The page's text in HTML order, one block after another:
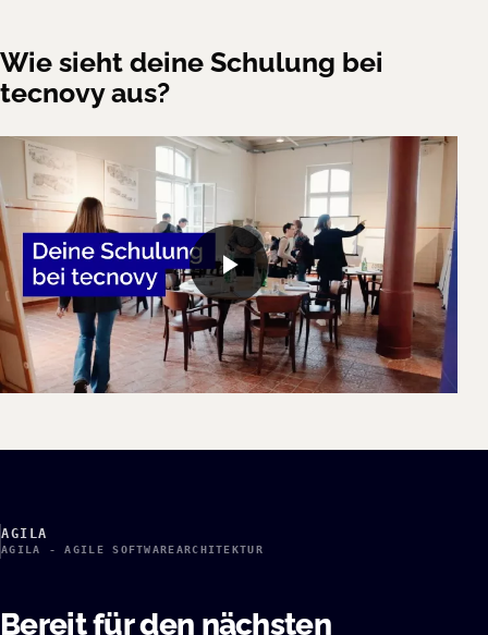
Wie sieht deine Schulung bei
tecnovy aus?
AGILA
AGILA - AGILE SOFTWAREARCHITEKTUR
Bereit für den nächsten